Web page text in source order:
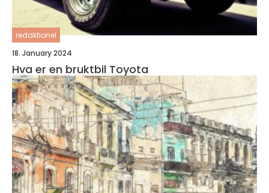
redaktionel
18. January 2024
Hva er en bruktbil Toyota